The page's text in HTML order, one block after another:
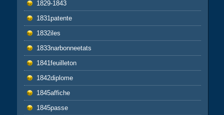
1829-1843
1831patente
1832iles
1833narbonneetats
1841feuilleton
1842diplome
1845affiche
1845passe